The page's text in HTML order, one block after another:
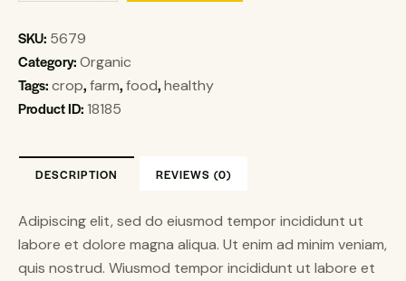
SKU: 5679
Category:Organic
Tags:crop,farm,food,healthy
Product ID:18185
DESCRIPTION REVIEWS (0)
Adipiscing elit, sed do eiusmod tempor incididunt ut
labore et dolore magna aliqua. Ut enim ad minim veniam,
quis nostrud. Wiusmod tempor incididunt ut labore et